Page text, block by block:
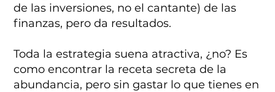
de las inversiones, no el cantante) de las
finanzas, pero da resultados.
Toda la estrategia suena atractiva, ¿no? Es
como encontrar la receta secreta de la
abundancia, pero sin gastar lo que tienes en